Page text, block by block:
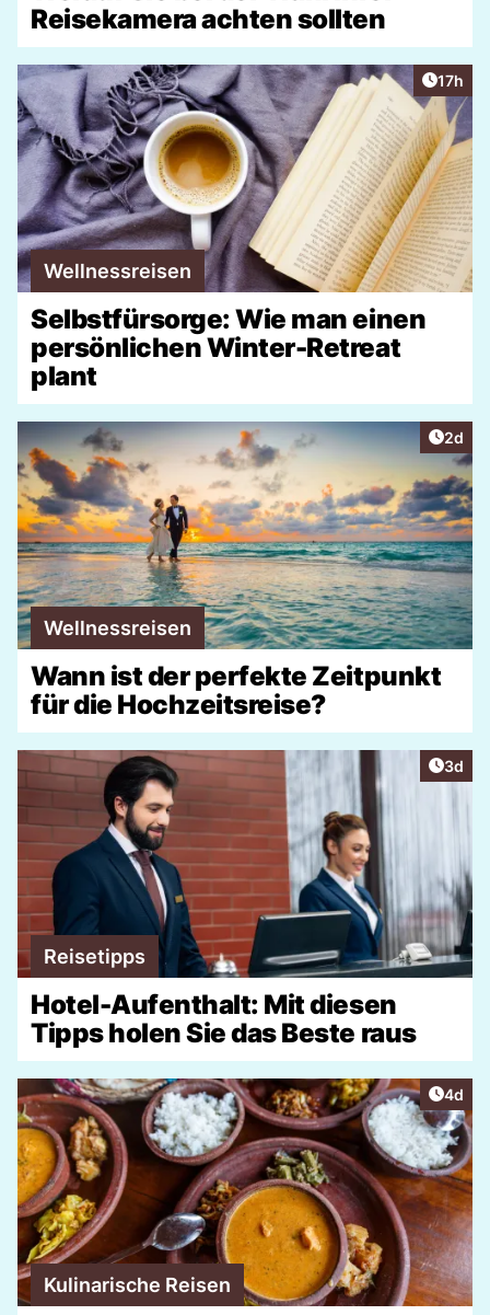
Reisekamera achten sollten
Artikel
17h
Wellnessreisen
Selbstfürsorge: Wie man einen
persönlichen Winter-Retreat
plant
2d
Wellnessreisen
Wann ist der perfekte Zeitpunkt
für die Hochzeitsreise?
3d
Reisetipps
Hotel-Aufenthalt: Mit diesen
Tipps holen Sie das Beste raus
4d
Kulinarische Reisen